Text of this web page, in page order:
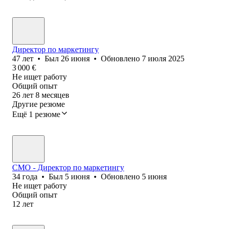
Директор по маркетингу
47 лет • Был 26 июня • Обновлено 7 июля 2025
3 000 €
Не ищет работу
Общий опыт
26 лет 8 месяцев
Другие резюме
Ещё 1 резюме
CMO - Директор по маркетингу
34 года • Был 5 июня • Обновлено 5 июня
Не ищет работу
Общий опыт
12 лет